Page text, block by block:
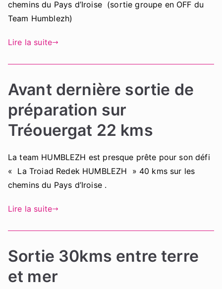
chemins du Pays d’Iroise (sortie groupe en OFF du
Team Humblezh)
Lire la suite
Avant dernière sortie de
préparation sur
Tréouergat 22 kms
La team HUMBLEZH est presque prête pour son défi
« La Troiad Redek HUMBLEZH » 40 kms sur les
chemins du Pays d’Iroise .
Lire la suite
Sortie 30kms entre terre
et mer